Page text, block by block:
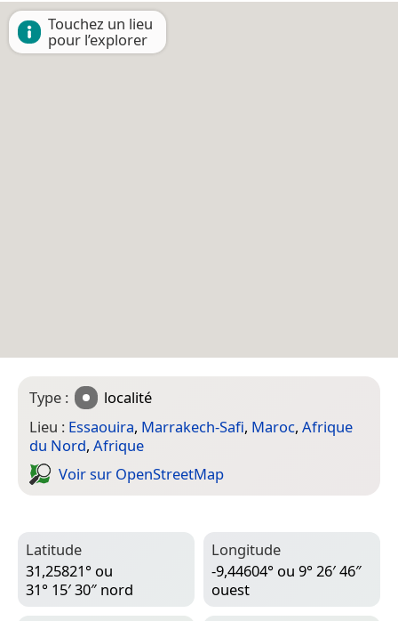
Touchez un lieu
pour l’explorer
Type :
localité
Lieu : Essaouira, Marrakech-Safi, Maroc, Afrique
du Nord, Afrique
Voir sur Open­Street­Map
Latitude
31,25821° ou
31° 15′ 30″ nord
Longitude
-9,44604° ou 9° 26′ 46″
ouest